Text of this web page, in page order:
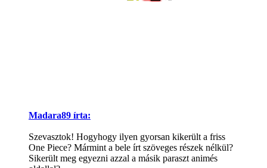
Madara89 írta:
Szevasztok! Hogyhogy ilyen gyorsan kikerült a friss
One Piece? Mármint a bele írt szöveges részek nélkül?
Sikerült meg egyezni azzal a másik paraszt animés